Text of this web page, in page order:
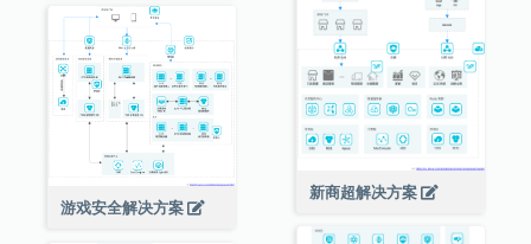
新商超解决方案
游戏安全解决方案